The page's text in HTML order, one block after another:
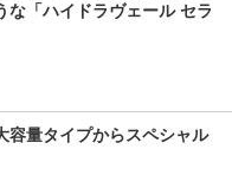
な「ハイドラヴェール セラ
容量タイプからスペシャル